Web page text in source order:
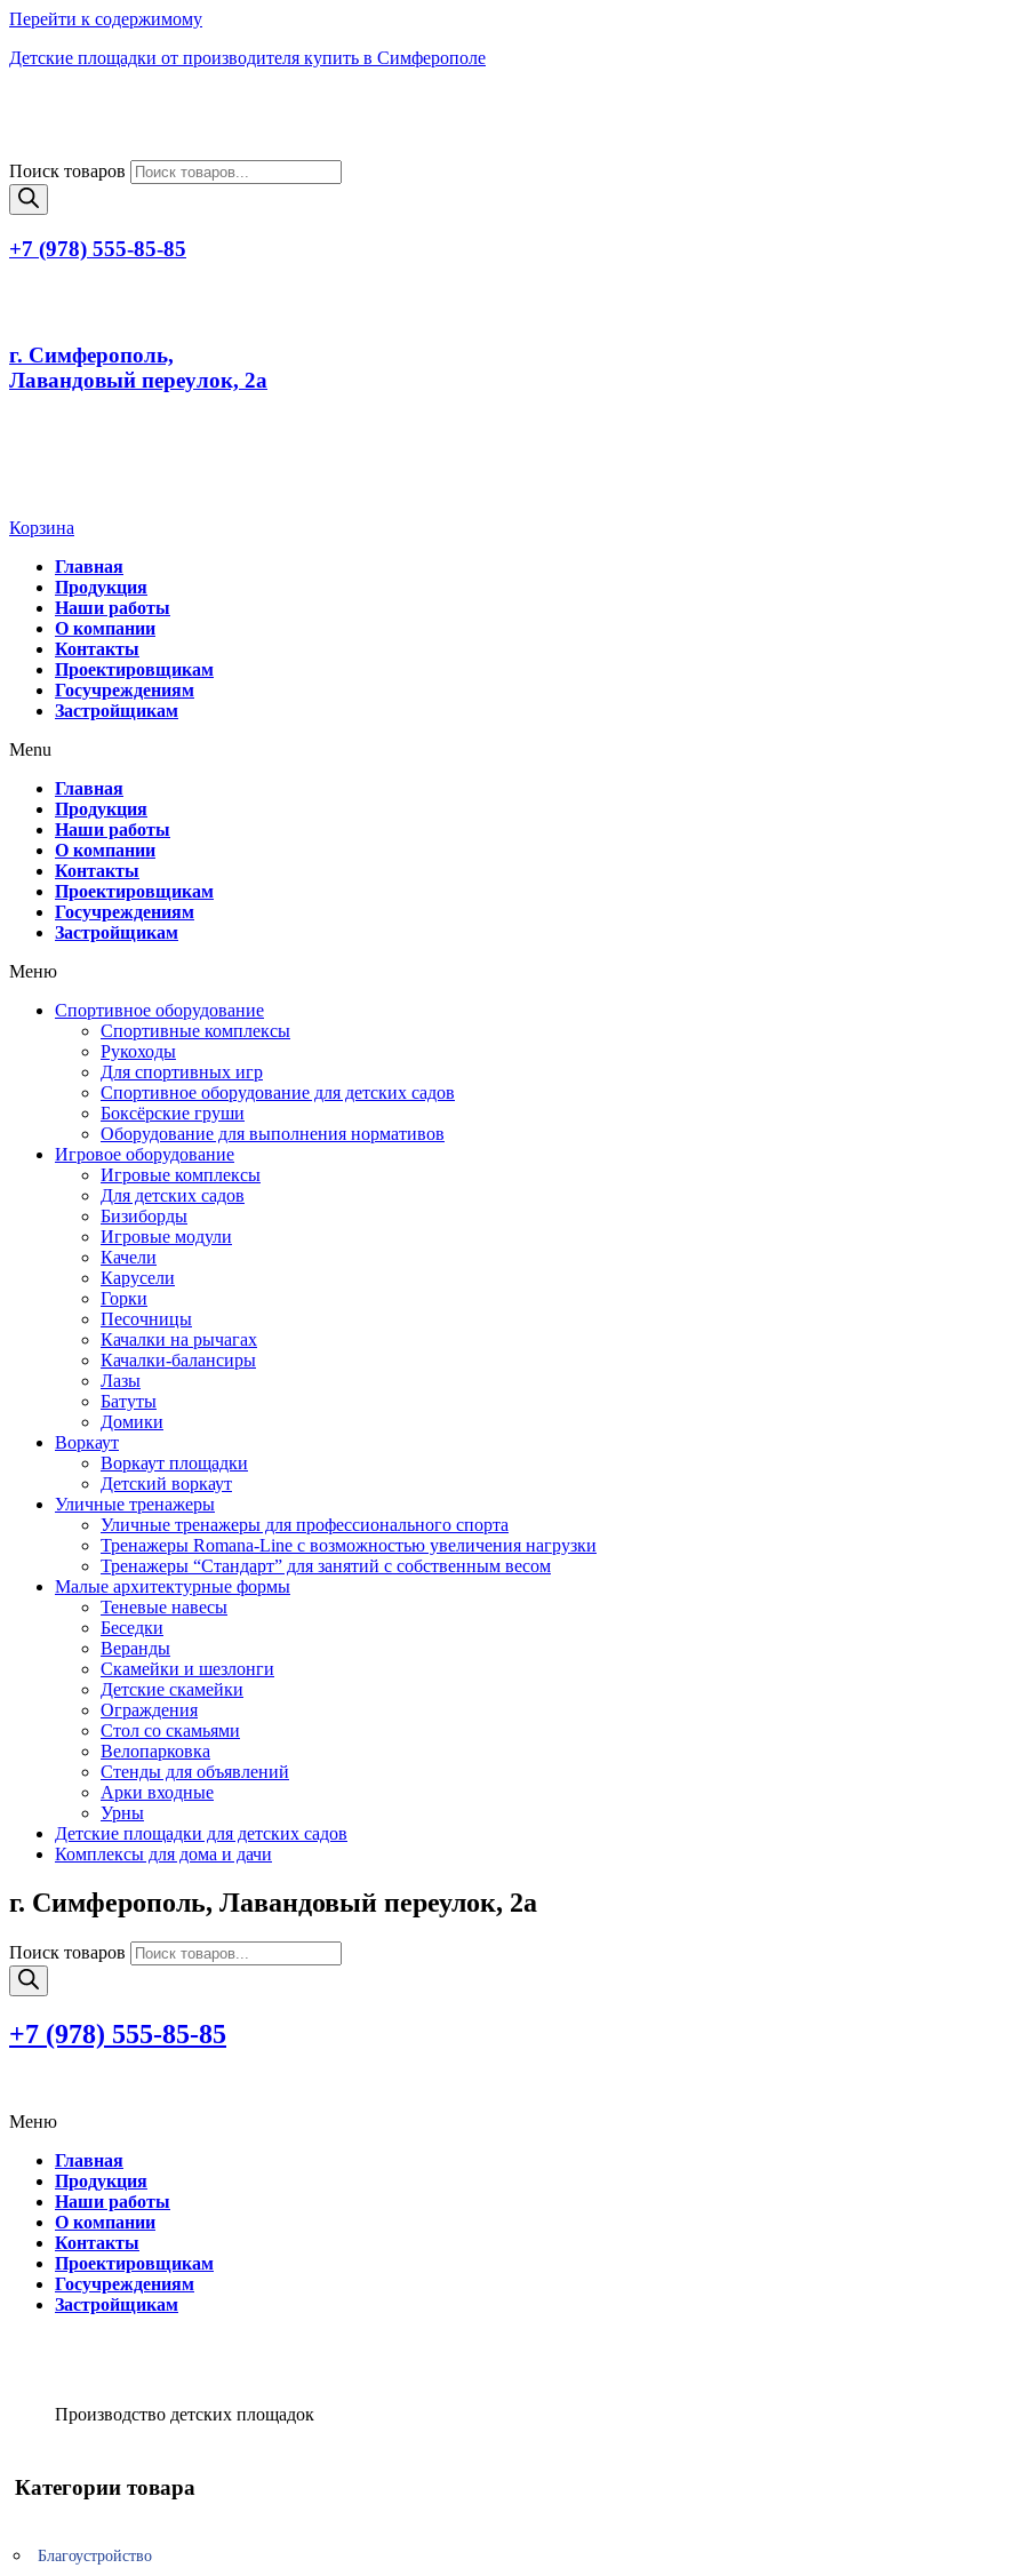
Перейти к содержимому
Детские площадки от производителя купить в Симферополе
Поиск товаров
+7 (978) 555-85-85
г. Симферополь,
Лавандовый переулок, 2а
Корзина
Главная
Продукция
Наши работы
О компании
Контакты
Проектировщикам
Госучреждениям
Застройщикам
Menu
Главная
Продукция
Наши работы
О компании
Контакты
Проектировщикам
Госучреждениям
Застройщикам
Меню
Спортивное оборудование
Спортивные комплексы
Рукоходы
Для спортивных игр
Спортивное оборудование для детских садов
Боксёрские груши
Оборудование для выполнения нормативов
Игровое оборудование
Игровые комплексы
Для детских садов
Бизиборды
Игровые модули
Качели
Карусели
Горки
Песочницы
Качалки на рычагах
Качалки-балансиры
Лазы
Батуты
Домики
Воркаут
Воркаут площадки
Детский воркаут
Уличные тренажеры
Уличные тренажеры для профессионального спорта
Тренажеры Romana-Line с возможностью увеличения нагрузки
Тренажеры “Стандарт” для занятий с собственным весом
Малые архитектурные формы
Теневые навесы
Беседки
Веранды
Скамейки и шезлонги
Детские скамейки
Ограждения
Стол со скамьями
Велопарковка
Стенды для объявлений
Арки входные
Урны
Детские площадки для детских садов
Комплексы для дома и дачи
г. Симферополь, Лавандовый переулок, 2а
Поиск товаров
+7 (978) 555-85-85
Меню
Главная
Продукция
Наши работы
О компании
Контакты
Проектировщикам
Госучреждениям
Застройщикам
Производство детских площадок
Категории товара
Благоустройство